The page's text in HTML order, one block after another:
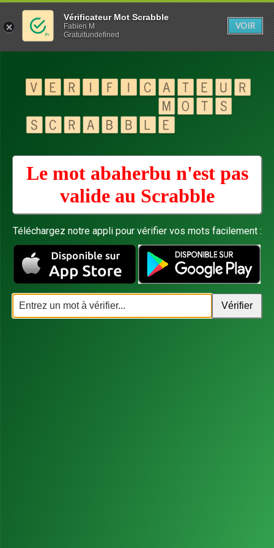
Le mot abaherbu n'est pas
valide au Scrabble
Téléchargez notre appli pour vérifier vos mots facilement :
Vérificateur Mot Scrabble
Fabien M
Gratuitundefined
VOIR